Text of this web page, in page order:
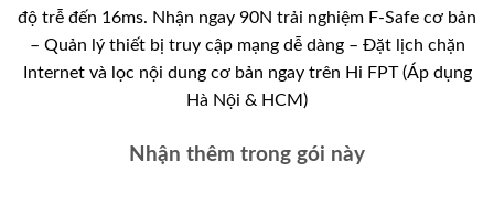
độ trễ đến 16ms. Nhận ngay 90N trải nghiệm F-Safe cơ bản
– Quản lý thiết bị truy cập mạng dễ dàng – Đặt lịch chặn
Internet và lọc nội dung cơ bản ngay trên Hi FPT (Áp dụng
Hà Nội & HCM)
Nhận thêm trong gói này